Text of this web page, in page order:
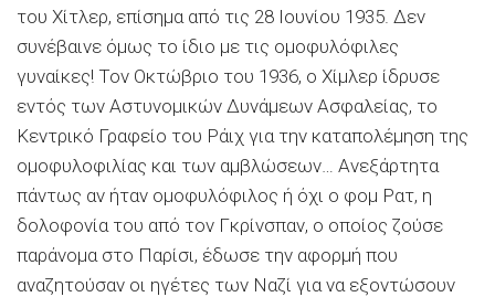
του Χίτλερ, επίσημα από τις 28 Ιουνίου 1935. Δεν
συνέβαινε όμως το ίδιο με τις ομοφυλόφιλες
γυναίκες! Τον Οκτώβριο του 1936, ο Χίμλερ ίδρυσε
εντός των Αστυνομικών Δυνάμεων Ασφαλείας, το
Κεντρικό Γραφείο του Ράιχ για την καταπολέμηση της
ομοφυλοφιλίας και των αμβλώσεων… Ανεξάρτητα
πάντως αν ήταν ομοφυλόφιλος ή όχι ο φομ Ρατ, η
δολοφονία του από τον Γκρίνσπαν, ο οποίος ζούσε
παράνομα στο Παρίσι, έδωσε την αφορμή που
αναζητούσαν οι ηγέτες των Ναζί για να εξοντώσουν